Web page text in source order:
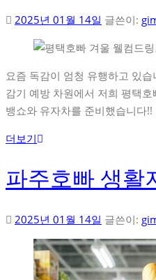
2025년 01월 14일 글쓴이:
요즘 독감이 엄청 유행하고 있습
감기 예방 차원에서 저희 평택호
뱅쇼와 유자차를 준비했습니다!!
더보기
파주호빠 생활
2025년 01월 14일 글쓴이: